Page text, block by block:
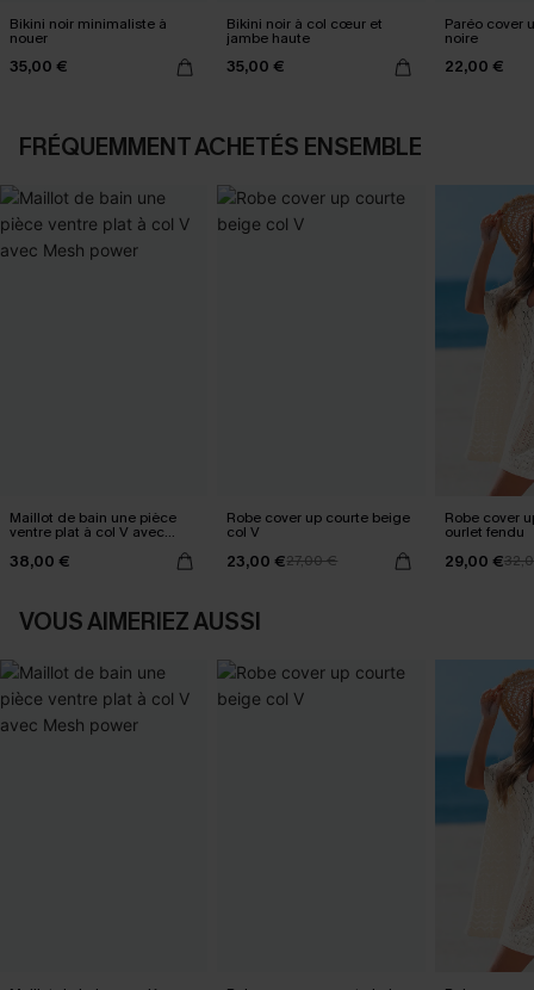
Bikini noir minimaliste à
nouer
35,00 €
Bikini noir à col cœur et
jambe haute
35,00 €
Paréo cover
noire
22,00 €
FRÉQUEMMENT ACHETÉS ENSEMBLE
Maillot de bain une pièce
ventre plat à col V avec
38,00 €
Robe cover up courte beige
col V
23,00 €27,00 €
Robe cover
ourlet fendu
29,00 €
VOUS AIMERIEZ AUSSI